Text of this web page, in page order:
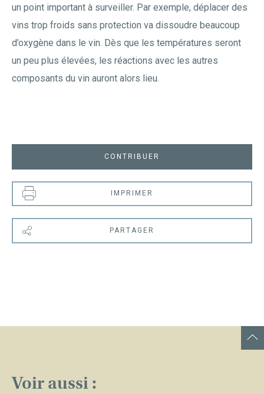
un point important à surveiller. Par exemple, déplacer des
vins trop froids sans protection va dissoudre beaucoup
d’oxygène dans le vin. Dès que les températures seront
un peu plus élevées, les réactions avec les autres
composants du vin auront alors lieu.
CONTRIBUER
IMPRIMER
PARTAGER
Voir aussi :